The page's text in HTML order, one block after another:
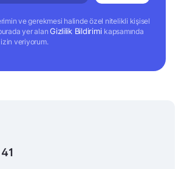
ve gerekmesi halinde özel nitelikli kişisel
yer alanGizlilik Bildirimi kapsamında
veriyorum.